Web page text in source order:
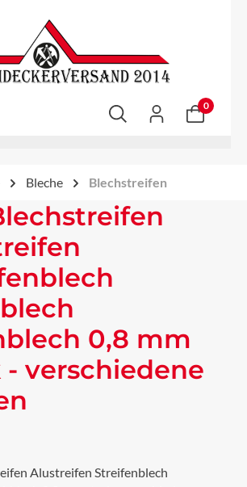
0
Bleche Blechstreifen
0,8 mm
- verschiedene